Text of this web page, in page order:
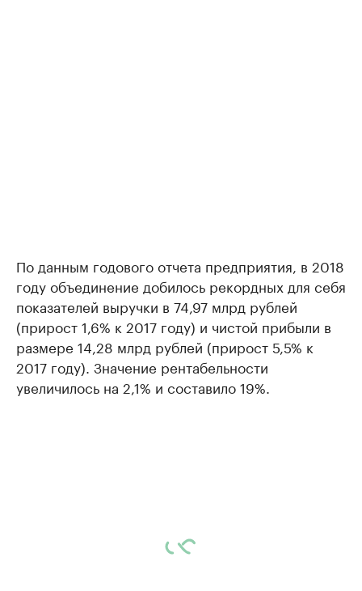
По данным годового отчета предприятия, в 2018
году объединение добилось рекордных для себя
показателей выручки в 74,97 млрд рублей
(прирост 1,6% к 2017 году) и чистой прибыли в
размере 14,28 млрд рублей (прирост 5,5% к
2017 году). Значение рентабельности
увеличилось на 2,1% и составило 19%.